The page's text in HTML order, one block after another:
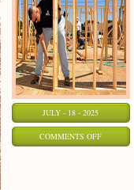
JULY - 18 - 2025
COMMENTS OFFON